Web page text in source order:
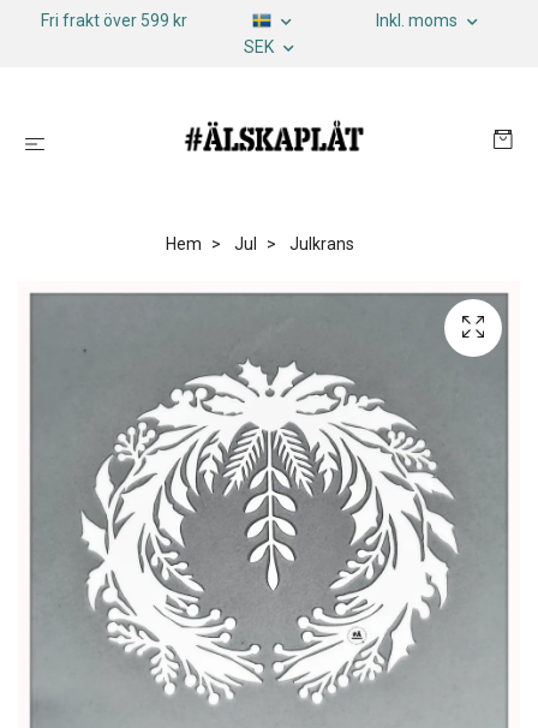
Fri frakt över 599 kr
Inkl. moms
SEK
Hem Jul Julkrans